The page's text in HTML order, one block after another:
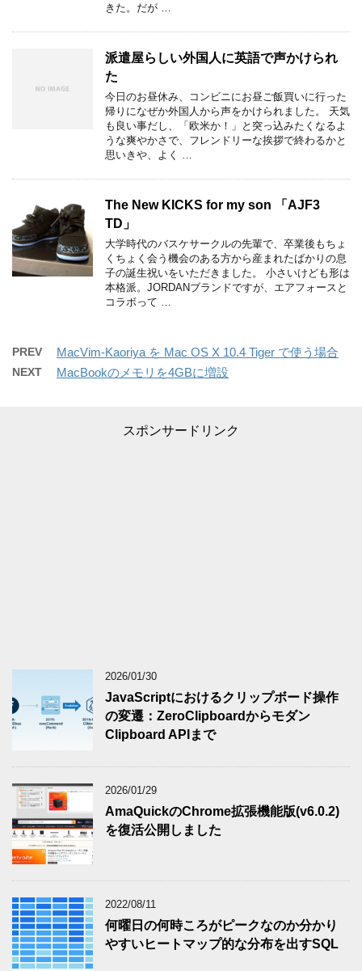
きた。だが …
派遣屋らしい外国人に英語で声かけられ
た
今日のお昼休み、コンビニにお昼ご飯買いに行った
帰りになぜか外国人から声をかけられました。 天気
も良い事だし、「欧米か！」と突っ込みたくなるよ
うな爽やかさで、フレンドリーな挨拶で終わるかと
思いきや、よく …
The New KICKS for my son 「AJF3
TD」
大学時代のバスケサークルの先輩で、卒業後もちょ
くちょく会う機会のある方から産まれたばかりの息
子の誕生祝いをいただきました。 小さいけども形は
本格派。JORDANブランドですが、エアフォースと
コラボって …
PREV MacVim-Kaoriya を Mac OS X 10.4 Tiger で使う場合
NEXT MacBookのメモリを4GBに増設
スポンサードリンク
2026/01/30
JavaScriptにおけるクリップボード操作
の変遷：ZeroClipboardからモダン
Clipboard APIまで
2026/01/29
AmaQuickのChrome拡張機能版(v6.0.2)
を復活公開しました
2022/08/11
何曜日の何時ころがピークなのか分かり
やすいヒートマップ的な分布を出すSQL